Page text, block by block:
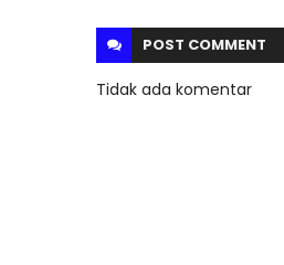
POST COMMENT
Tidak ada komentar